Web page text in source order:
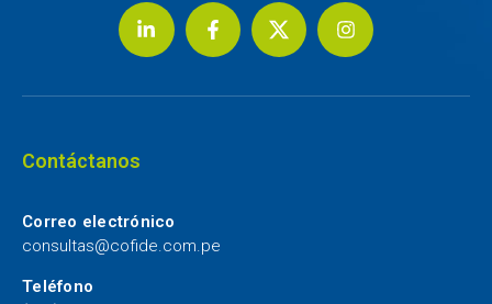
Contáctanos
Correo electrónico
consultas@cofide.com.pe
Teléfono